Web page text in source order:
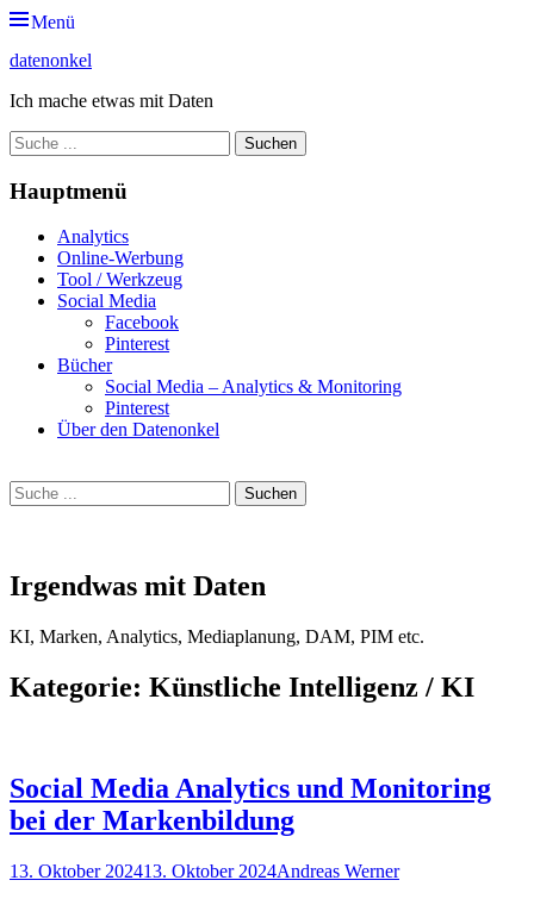
Zum
springen
Menü
datenonkel
Ich mache etwas mit Daten
Suche
nach:
Hauptmenü
Analytics
Online-Werbung
Tool / Werkzeug
Social Media
Facebook
Pinterest
Bücher
Social Media – Analytics & Monitoring
Pinterest
Über den Datenonkel
Suche
nach:
Irgendwas mit Daten
KI, Marken, Analytics, Mediaplanung, DAM, PIM etc.
Kategorie: Künstliche Intelligenz / KI
Social Media Analytics und Monitoring
bei der Markenbildung
Posted
13. Oktober 202413. Oktober 2024Autor
Andreas Werner